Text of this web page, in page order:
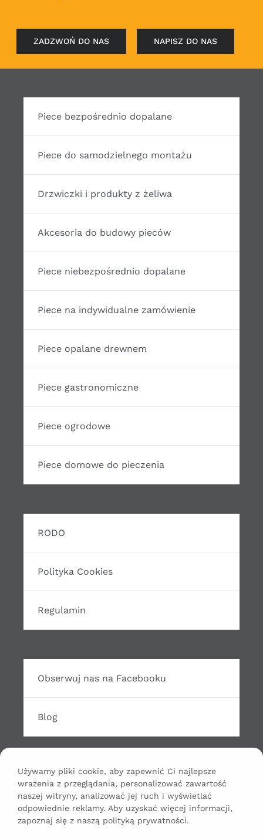
ZADZWOŃ DO NAS NAPISZ DO NAS
Piece bezpośrednio dopalane
Piece do samodzielnego montażu
Drzwiczki i produkty z żeliwa
Akcesoria do budowy pieców
Piece niebezpośrednio dopalane
Piece na indywidualne zamówienie
Piece opalane drewnem
Piece gastronomiczne
Piece ogrodowe
Piece domowe do pieczenia
RODO
Polityka Cookies
Regulamin
Obserwuj nas na Facebooku
Blog
Odtwarzacz
plików
dźwiękowych
00:00
Używamy pliki cookie, aby zapewnić Ci najlepsze
wrażenia z przeglądania, personalizować zawartość
naszej witryny, analizować jej ruch i wyświetlać
odpowiednie reklamy. Aby uzyskać więcej informacji,
zapoznaj się z naszą polityką prywatności.